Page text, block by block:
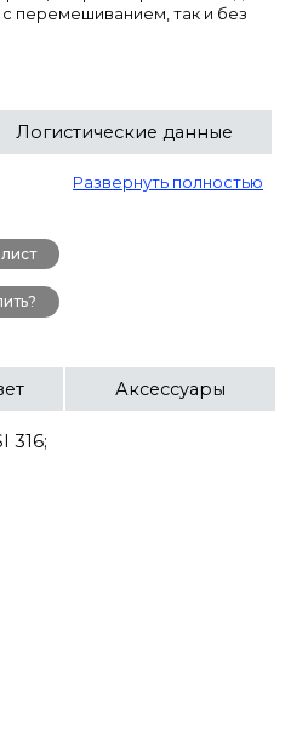
с перемешиванием, так и без
Логистические данные
Развернуть полностью
Аксессуары
316;